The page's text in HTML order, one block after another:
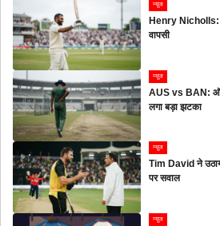
न्यूज
Henry Nicholls:
वापसी
न्यूज
AUS vs BAN:
लगा बड़ा झटका
न्यूज
Tim David ने
पर सवाल
न्यूज